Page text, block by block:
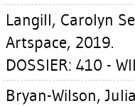
Langill, Carolyn
Artspace, 2019.
DOSSIER: 410 -
Bryan-Wilson,